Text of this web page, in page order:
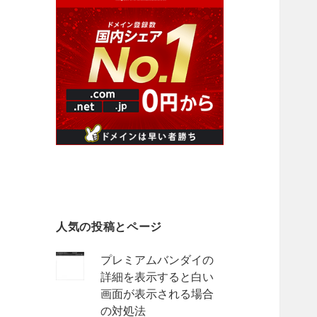
人気の投稿とページ
プレミアムバンダイの
詳細を表示すると白い
画面が表示される場合
の対処法